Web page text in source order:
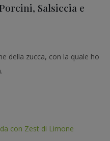
Salsiccia e
della zucca, con la quale ho